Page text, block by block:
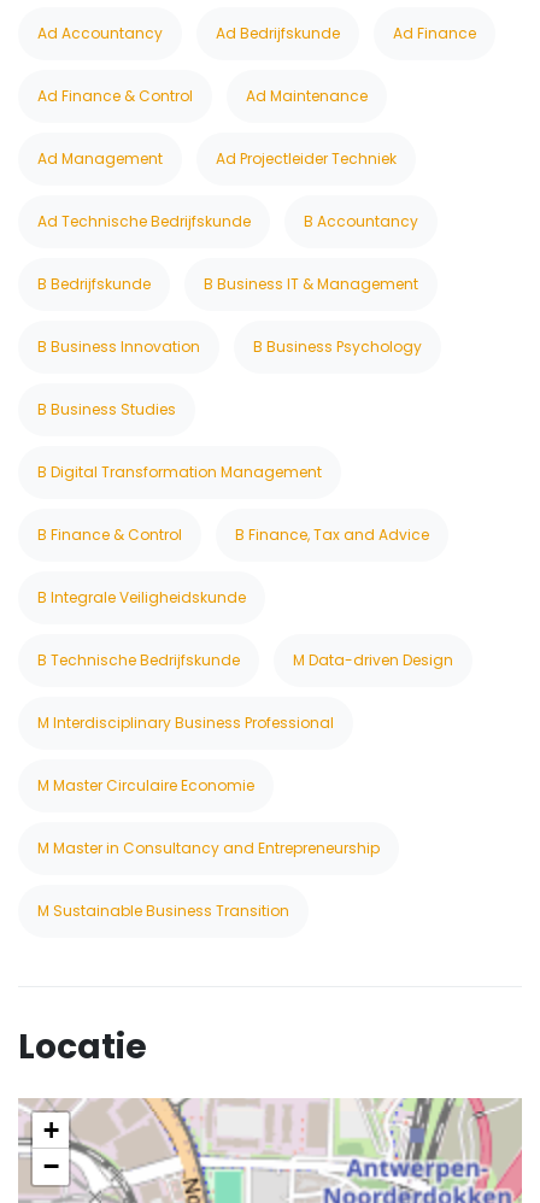
Ad Accountancy Ad Bedrijfskunde Ad Finance
Ad Finance & Control Ad Maintenance
Ad Management Ad Projectleider Techniek
Ad Technische Bedrijfskunde B Accountancy
B Bedrijfskunde B Business IT & Management
B Business Innovation B Business Psychology
B Business Studies
B Digital Transformation Management
B Finance & Control B Finance, Tax and Advice
B Integrale Veiligheidskunde
B Technische Bedrijfskunde M Data-driven Design
M Interdisciplinary Business Professional
M Master Circulaire Economie
M Master in Consultancy and Entrepreneurship
M Sustainable Business Transition
Locatie
+
−